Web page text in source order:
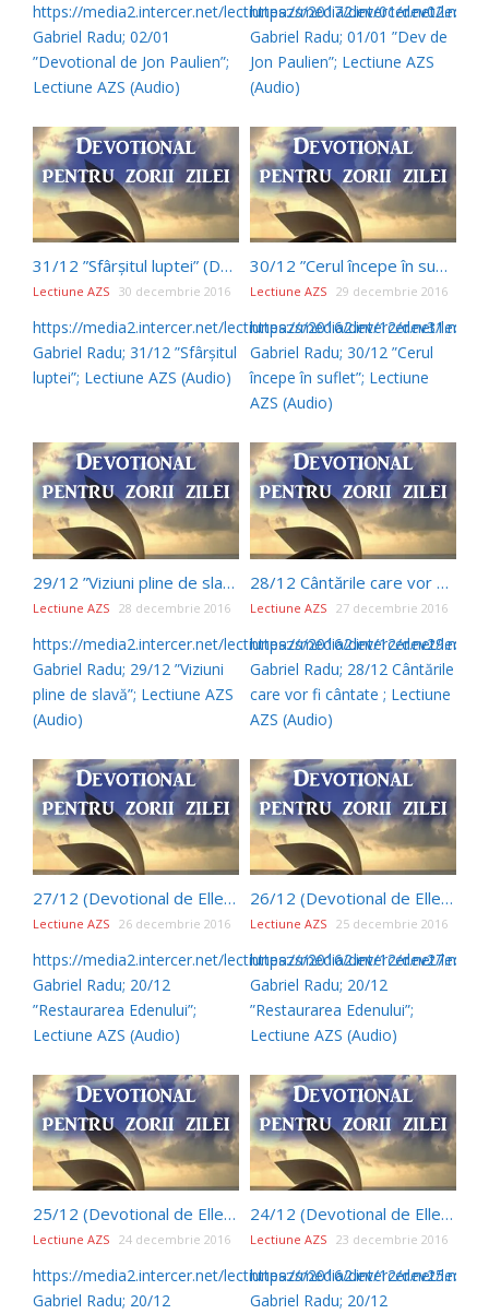
https://media2.intercer.net/lectiuneazs/2017/dev/01/dev02.mp3
Gabriel Radu; 02/01
”Devotional de Jon Paulien”;
Lectiune AZS (Audio)
https://media2.intercer.net/
Gabriel Radu; 01/01 ”Dev de
Jon Paulien”; Lectiune AZS
(Audio)
31/12 ”Sfârșitul luptei” (Devotional de Ellen G White)
Lectiune AZS 30 decembrie 2016
https://media2.intercer.net/lectiuneazs/2016/dev/12/dev31.mp3
Gabriel Radu; 31/12 ”Sfârșitul
luptei”; Lectiune AZS (Audio)
30/12 ”Cerul începe în suflet” (Devotional de Ellen G White)
Lectiune AZS 29 decembrie 2016
https://media2.intercer.net/
Gabriel Radu; 30/12 ”Cerul
începe în suflet”; Lectiune
AZS (Audio)
29/12 ”Viziuni pline de slavă” (Devotional de Ellen G White)
Lectiune AZS 28 decembrie 2016
https://media2.intercer.net/lectiuneazs/2016/dev/12/dev29.mp3
Gabriel Radu; 29/12 ”Viziuni
pline de slavă”; Lectiune AZS
(Audio)
28/12 Cântările care vor fi cântate (Devotional de Ellen G White)
Lectiune AZS 27 decembrie 2016
https://media2.intercer.net/
Gabriel Radu; 28/12 Cântările
care vor fi cântate ; Lectiune
AZS (Audio)
27/12 (Devotional de Ellen G White)
Lectiune AZS 26 decembrie 2016
https://media2.intercer.net/lectiuneazs/2016/dev/12/dev27.mp3
Gabriel Radu; 20/12
”Restaurarea Edenului”;
Lectiune AZS (Audio)
26/12 (Devotional de Ellen G White)
Lectiune AZS 25 decembrie 2016
https://media2.intercer.net/
Gabriel Radu; 20/12
”Restaurarea Edenului”;
Lectiune AZS (Audio)
25/12 (Devotional de Ellen G White)
Lectiune AZS 24 decembrie 2016
https://media2.intercer.net/lectiuneazs/2016/dev/12/dev25.mp3
Gabriel Radu; 20/12
24/12 (Devotional de Ellen G White)
Lectiune AZS 23 decembrie 2016
https://media2.intercer.net/
Gabriel Radu; 20/12